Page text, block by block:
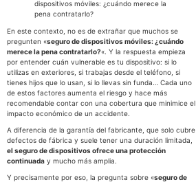
En este contexto, no es de extrañar que muchos se
pregunten «seguro de dispositivos móviles: ¿cuándo
merece la pena contratarlo?«. Y la respuesta empieza
por entender cuán vulnerable es tu dispositivo: si lo
utilizas en exteriores, si trabajas desde el teléfono, si
tienes hijos que lo usan, si lo llevas sin funda… Cada uno
de estos factores aumenta el riesgo y hace más
recomendable contar con una cobertura que minimice el
impacto económico de un accidente.
A diferencia de la garantía del fabricante, que solo cubre
defectos de fábrica y suele tener una duración limitada,
el seguro de dispositivos ofrece una protección
continuada y mucho más amplia.
Y precisamente por eso, la pregunta sobre «seguro de